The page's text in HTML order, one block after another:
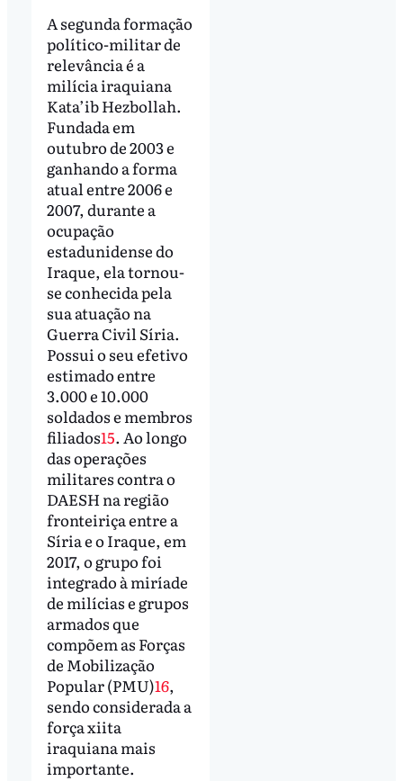
A segunda formação
político-militar de
relevância é a
milícia iraquiana
Kata’ib Hezbollah.
Fundada em
outubro de 2003 e
ganhando a forma
atual entre 2006 e
2007, durante a
ocupação
estadunidense do
Iraque, ela tornou-
se conhecida pela
sua atuação na
Guerra Civil Síria.
Possui o seu efetivo
estimado entre
3.000 e 10.000
soldados e membros
filiados15. Ao longo
das operações
militares contra o
DAESH na região
fronteiriça entre a
Síria e o Iraque, em
2017, o grupo foi
integrado à miríade
de milícias e grupos
armados que
compõem as Forças
de Mobilização
Popular (PMU)16,
sendo considerada a
força xiita
iraquiana mais
importante.